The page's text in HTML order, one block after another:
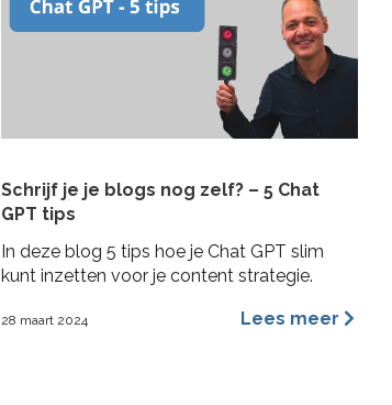
de belofte intern maken dat je dit gaat
waarmaken!
Schrijf je je blogs nog zelf? – 5 Chat
GPT tips
In deze blog 5 tips hoe je Chat GPT slim
kunt inzetten voor je content strategie.
28 maart 2024 Lees meer